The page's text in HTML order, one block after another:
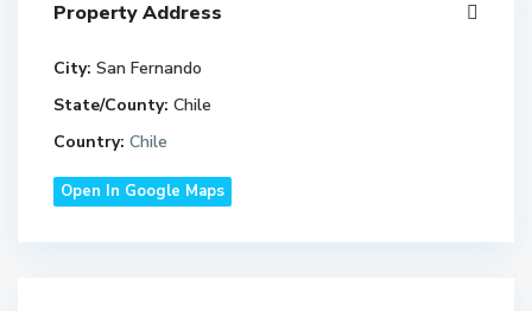
Property Address
City: San Fernando
State/County: Chile
Country: Chile
Open In Google Maps